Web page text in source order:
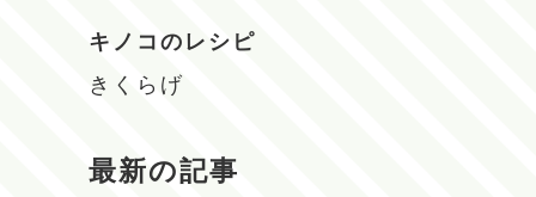
キノコのレシピ
きくらげ
最新の記事